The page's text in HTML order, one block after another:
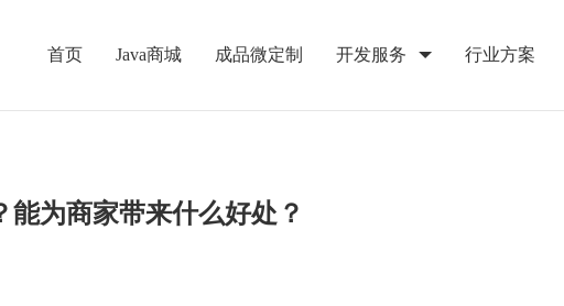
首页 Java商城 成品微定制 开发服务 行业方案
为商家带来什么好处？